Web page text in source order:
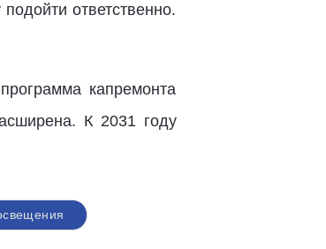
ответственно.
капремонта
К 2031 году